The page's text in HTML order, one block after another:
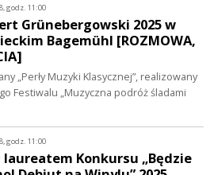
godz. 11:00
Grünebergowski 2025 w
Bagemühl [ROZMOWA,
„Perły Muzyki Klasycznej”, realizowany
Festiwalu „Muzyczna podróż śladami
godz. 11:00
laureatem Konkursu „Będzie